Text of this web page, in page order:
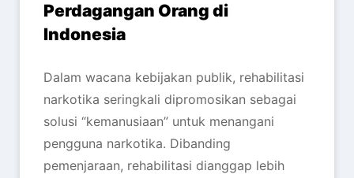
Perdagangan Orang di
Indonesia
Dalam wacana kebijakan publik, rehabilitasi
narkotika seringkali dipromosikan sebagai
solusi “kemanusiaan” untuk menangani
pengguna narkotika. Dibanding
pemenjaraan, rehabilitasi dianggap lebih